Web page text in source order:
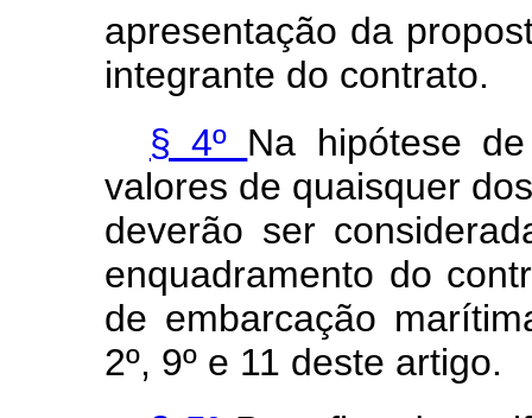
apresentação da
integrante do contrato.
§ 4º Na hipótese
valores de quaisquer
deverão ser
enquadramento do
de embarcação
2º, 9º e 11 deste artigo.